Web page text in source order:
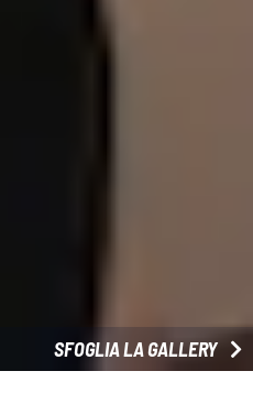
SFOGLIA LA GALLERY